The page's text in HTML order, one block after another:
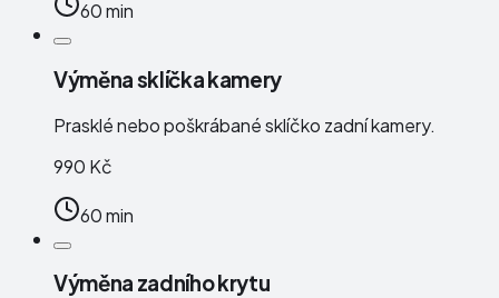
60 min
Výměna sklíčka kamery
Prasklé nebo poškrábané sklíčko zadní kamery.
990 Kč
60 min
Výměna zadního krytu